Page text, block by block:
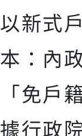
以新式
本：內
「免戶
據行政